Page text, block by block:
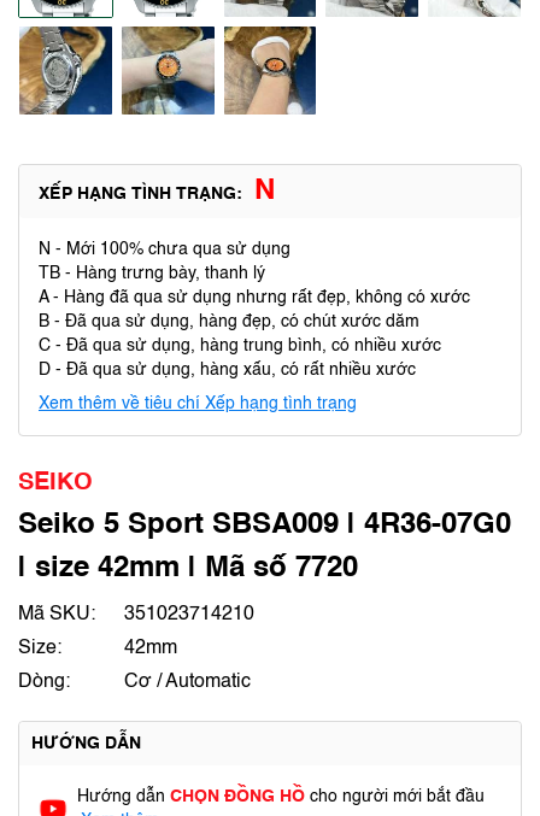
XẾP HẠNG TÌNH TRẠNG: N
N - Mới 100% chưa qua sử dụng
TB - Hàng trưng bày, thanh lý
A - Hàng đã qua sử dụng nhưng rất đẹp, không có xước
B - Đã qua sử dụng, hàng đẹp, có chút xước dăm
C - Đã qua sử dụng, hàng trung bình, có nhiều xước
D - Đã qua sử dụng, hàng xấu, có rất nhiều xước
Xem thêm về tiêu chí Xếp hạng tình trạng
SEIKO
Seiko 5 Sport SBSA009 | 4R36-07G0
| size 42mm | Mã số 7720
Mã SKU:
351023714210
Size:
42mm
Dòng:
Cơ / Automatic
HƯỚNG DẪN
Hướng dẫn CHỌN ĐỒNG HỒ cho người mới bắt đầu